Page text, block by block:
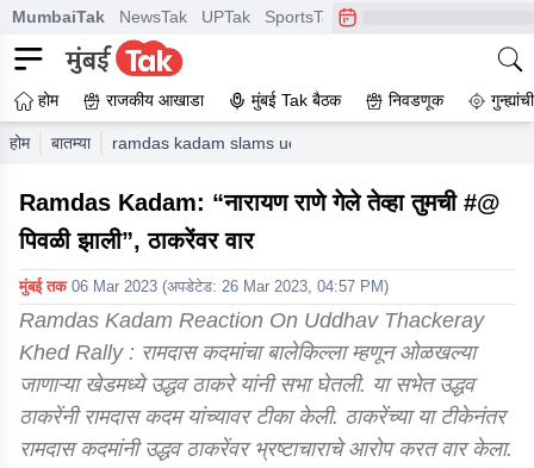
MumbaiTak NewsTak UPTak SportsTak CrimeTak
होम राजकीय आखाडा मुंबई Tak बैठक निवडणूक
होम बातम्या ramdas kadam slams uddhav thackeray after khed
Ramdas Kadam: “नारायण राणे गेले तेव्हा तुमची #@
पिवळी झाली”, ठाकरेंवर वार
मुंबई तक 06 Mar 2023 (अपडेटेड: 26 Mar 2023, 04:57 PM)
Ramdas Kadam Reaction On Uddhav Thackeray
Khed Rally : रामदास कदमांचा बालेकिल्ला म्हणून ओळखल्या
जाणाऱ्या खेडमध्ये उद्धव ठाकरे यांनी सभा घेतली. या सभेत उद्धव
ठाकरेंनी रामदास कदम यांच्यावर टीका केली. ठाकरेंच्या या टीकेनंतर
रामदास कदमांनी उद्धव ठाकरेंवर भ्रष्टाचाराचे आरोप करत वार केला.